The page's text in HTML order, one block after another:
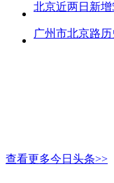
北京近两日新
广州市北京路
查看更多今日头条>>